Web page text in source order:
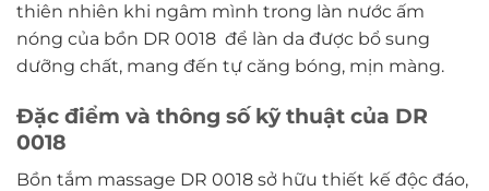
thiên nhiên khi ngâm mình trong làn nước ấm
nóng của bồn DR 0018 để làn da được bổ sung
dưỡng chất, mang đến tự căng bóng, mịn màng.
Đặc điểm và thông số kỹ thuật của DR
0018
Bồn tắm massage DR 0018 sở hữu thiết kế độc đáo,